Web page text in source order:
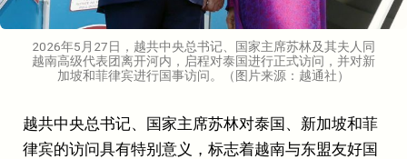
2026年5月27日，越共中央总书记、国家主席苏林及其夫人同
越南高级代表团离开河内，启程对泰国进行正式访问，并对新
加坡和菲律宾进行国事访问。（图片来源：越通社）
越共中央总书记、国家主席苏林对泰国、新加坡和菲
律宾的访问具有特别意义，标志着越南与东盟友好国